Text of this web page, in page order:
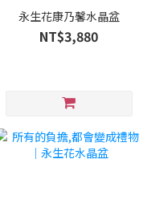
永生花康乃馨水晶盆
NT$3,880